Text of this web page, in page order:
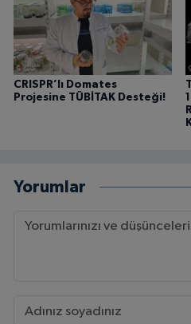
CRISPR’lı Domates
Projesine TÜBİTAK Desteği!
Yorumlar